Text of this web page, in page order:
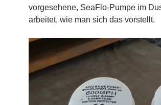
vorgesehene, SeaFlo-Pumpe im
arbeitet, wie man sich das vorstellt.